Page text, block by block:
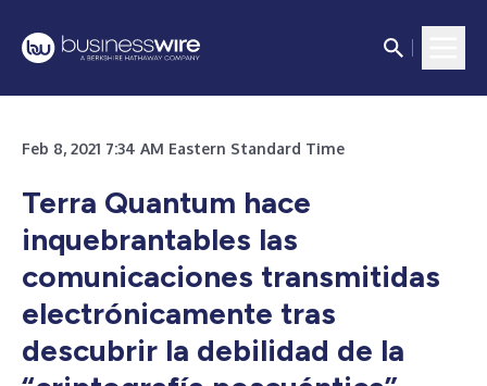
Feb 8, 2021 7:34 AM Eastern Standard Time
Terra Quantum hace
inquebrantables las
comunicaciones transmitidas
electrónicamente tras
descubrir la debilidad de la